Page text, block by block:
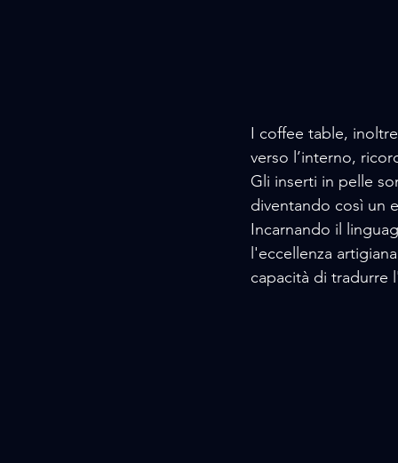
I coffee table,
verso l’interno,
Gli inserti in pelle
diventando così un
Incarnando il
l'eccellenza
capacità di tradurre